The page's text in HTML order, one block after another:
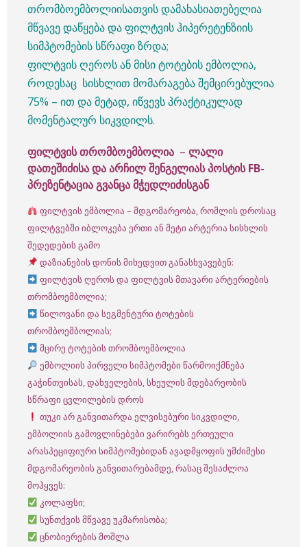
თრომბოემბოლიისათვის დამახასიათებელია
მწვავე დაწყება და ფილტვის ჰიპერეტენზიის
სიმპტომების სწრაფი ზრდა;
ფილტვის ღეროს ან მისი ტოტების ემბოლია,
როდესაც სისხლით მომარაგება შემცირებულია
75% – ით და მეტად, იწვევს პრაქტიკულად
მომენტალურ სიკვდილს.
ფილტვის თრომბოემბოლია – ლალი
დათეშიძისა და არჩილ შენგელიას პოსტის FB-
პრეზენტაცია გვანცა მჭედლიძისგან
ფილტვის ემბოლია – მდგომარეობა, რომლის დროსაც
ფილტვებში იბლოკება ერთი ან მეტი არტერია სისხლის
შედედების გამო
დაზიანების დონის მიხედვით განასხვავებენ:
ფილტვის ღეროს და ფილტვის მთავარი არტერიების
თრომბოემბოლია;
წილოვანი და სეგმენტური ტოტების
თრომბოემბოლიას;
მცირე ტოტების თრომბოემბოლია
ემბოლიის პირველი სიმპტომები წარმოიქმნება
გაჭინთვისას, დახველების, სხეულის მდებარეობის
სწრაფი ცვლილების დროს
თუკი არ განვითარდა ელვისებური სიკვდილი,
ემბოლიის გამოვლინებები ვარირებს ერთეული
არასპეციფიური სიმპტომებიდან ავადმყოფის უმძიმესი
მდგომარეობის განვითარებამდე, რასაც შესაძლოა
მოჰყვეს:
კოლაფსი;
სუნთქვის მწვავე უკმარისობა;
ცნობიერების მოშლა